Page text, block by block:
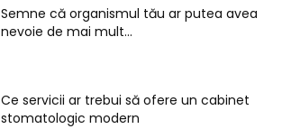
Semne că organismul tău ar putea avea
nevoie de mai mult...
Ce servicii ar trebui să ofere un cabinet
stomatologic modern